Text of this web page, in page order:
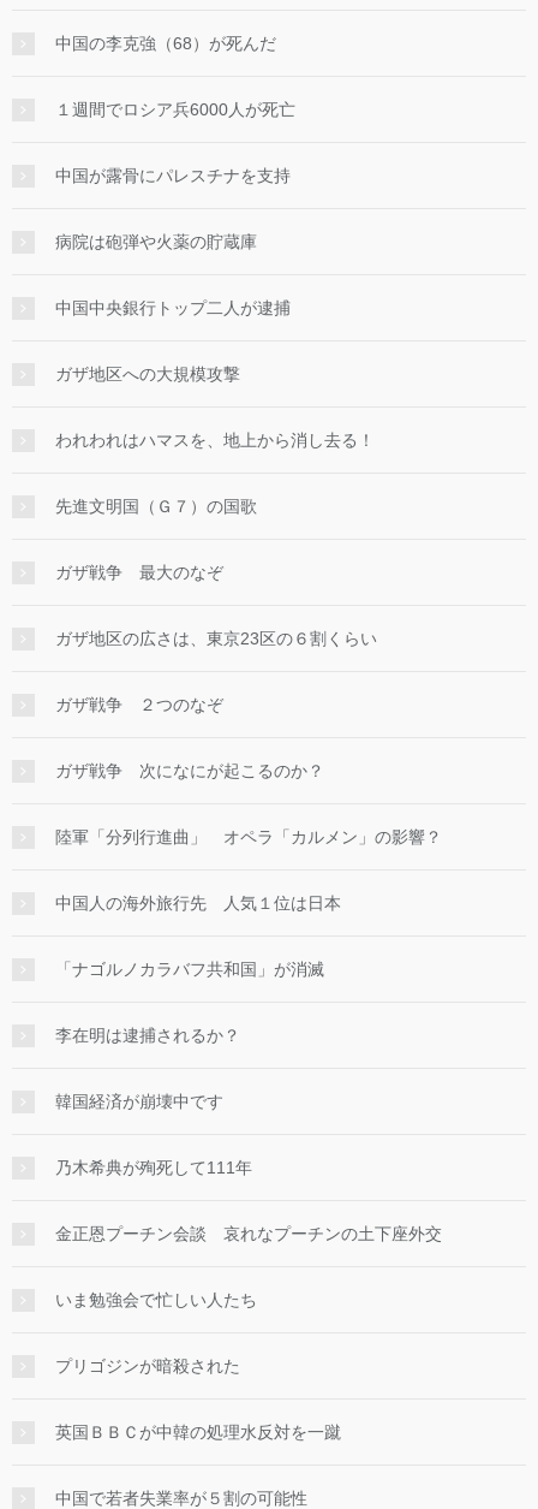
中国の李克強（68）が死んだ
１週間でロシア兵6000人が死亡
中国が露骨にパレスチナを支持
病院は砲弾や火薬の貯蔵庫
中国中央銀行トップ二人が逮捕
ガザ地区への大規模攻撃
われわれはハマスを、地上から消し去る！
先進文明国（Ｇ７）の国歌
ガザ戦争 最大のなぞ
ガザ地区の広さは、東京23区の６割くらい
ガザ戦争 ２つのなぞ
ガザ戦争 次になにが起こるのか？
陸軍「分列行進曲」 オペラ「カルメン」の影響？
中国人の海外旅行先 人気１位は日本
「ナゴルノカラバフ共和国」が消滅
李在明は逮捕されるか？
韓国経済が崩壊中です
乃木希典が殉死して111年
金正恩プーチン会談 哀れなプーチンの土下座外交
いま勉強会で忙しい人たち
プリゴジンが暗殺された
英国ＢＢＣが中韓の処理水反対を一蹴
中国で若者失業率が５割の可能性